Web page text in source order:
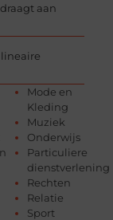
aan
Mode en
Kleding
Muziek
Onderwijs
Particuliere
dienstverlening
Rechten
Relatie
Sport